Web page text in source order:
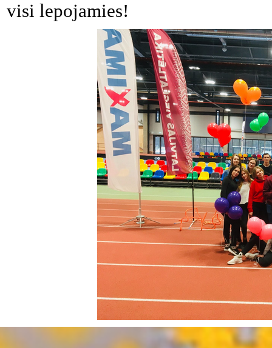
visi lepojamies!